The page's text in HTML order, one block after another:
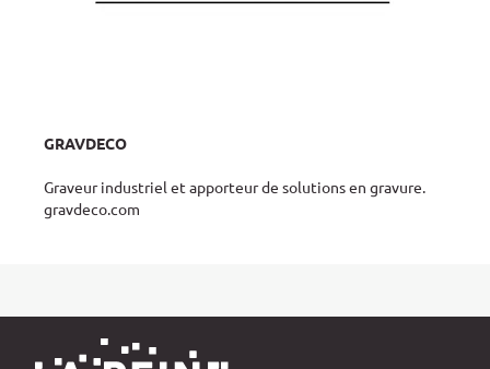
GRAVDECO
Graveur industriel et apporteur de solutions en gravure.
gravdeco.com